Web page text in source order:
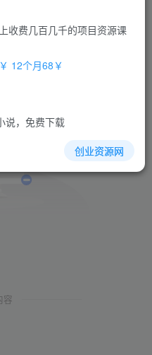
容
收费几百几千的项目资源课
12个月68￥
说，免费下载
创业资源网